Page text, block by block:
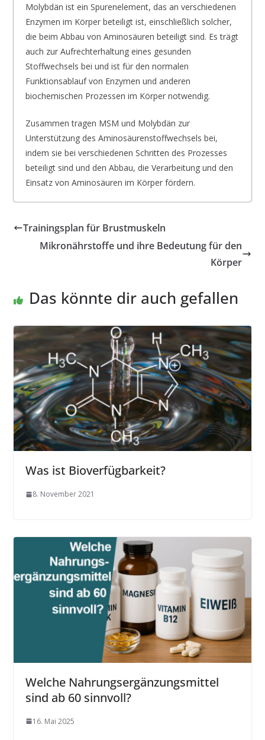
Molybdän ist ein Spurenelement, das an verschiedenen
Enzymen im Körper beteiligt ist, einschließlich solcher,
die beim Abbau von Aminosäuren beteiligt sind. Es trägt
auch zur Aufrechterhaltung eines gesunden
Stoffwechsels bei und ist für den normalen
Funktionsablauf von Enzymen und anderen
biochemischen Prozessen im Körper notwendig.
Zusammen tragen MSM und Molybdän zur
Unterstützung des Aminosäurenstoffwechsels bei,
indem sie bei verschiedenen Schritten des Prozesses
beteiligt sind und den Abbau, die Verarbeitung und den
Einsatz von Aminosäuren im Körper fördern.
Trainingsplan für Brustmuskeln
Mikronährstoffe und ihre Bedeutung für den
Körper
Das könnte dir auch gefallen
Was ist Bioverfügbarkeit?
8. November 2021
Welche Nahrungsergänzungsmittel
sind ab 60 sinnvoll?
16. Mai 2025